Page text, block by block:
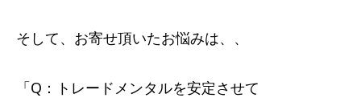
そして、お寄せ頂いたお悩みは、、
「Q：トレードメンタルを安定させて